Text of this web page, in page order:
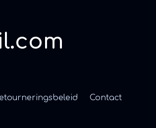
Contact